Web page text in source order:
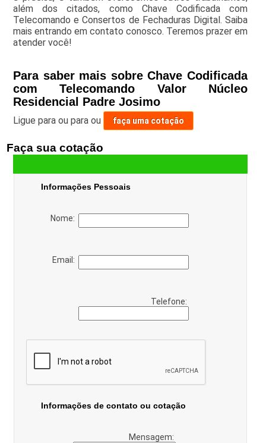
além dos citados, como Chave Codificada com
Telecomando e Consertos de Fechaduras Digital. Saiba
mais entrando em contato conosco. Teremos prazer em
atender você!
Para saber mais sobre Chave Codificada
com Telecomando Valor Núcleo
Residencial Padre Josimo
Ligue para ou para ou faça uma cotação
Faça sua cotação
Informações Pessoais
Nome:
Email:
Telefone:
Informações de contato ou cotação
Mensagem: